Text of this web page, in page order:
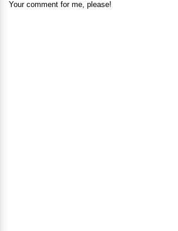
Your comment for me, please!